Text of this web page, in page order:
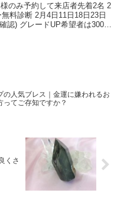
のみ予約して来店者先着2名 2
は3000
の人気ブレス｜金運に嫌われるお
ってご存知ですか？
くさ